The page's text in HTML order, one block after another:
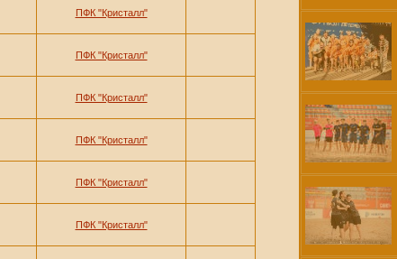
ПФК "Кристалл"
ПФК "Кристалл"
ПФК "Кристалл"
ПФК "Кристалл"
ПФК "Кристалл"
ПФК "Кристалл"